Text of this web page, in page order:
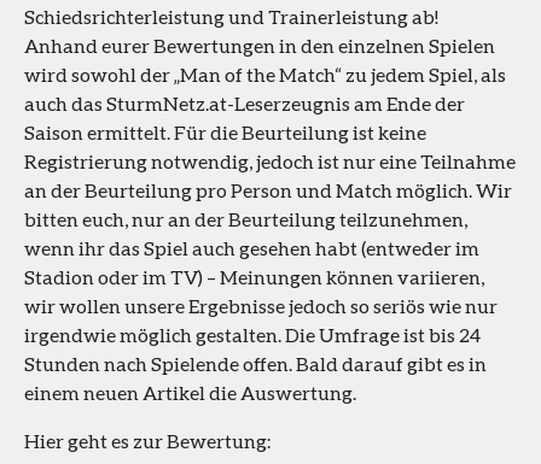
Schiedsrichterleistung und Trainerleistung ab!
Anhand eurer Bewertungen in den einzelnen Spielen
wird sowohl der „Man of the Match“ zu jedem Spiel, als
auch das SturmNetz.at-Leserzeugnis am Ende der
Saison ermittelt. Für die Beurteilung ist keine
Registrierung notwendig, jedoch ist nur eine Teilnahme
an der Beurteilung pro Person und Match möglich. Wir
bitten euch, nur an der Beurteilung teilzunehmen,
wenn ihr das Spiel auch gesehen habt (entweder im
Stadion oder im TV) – Meinungen können variieren,
wir wollen unsere Ergebnisse jedoch so seriös wie nur
irgendwie möglich gestalten. Die Umfrage ist bis 24
Stunden nach Spielende offen. Bald darauf gibt es in
einem neuen Artikel die Auswertung.
Hier geht es zur Bewertung: